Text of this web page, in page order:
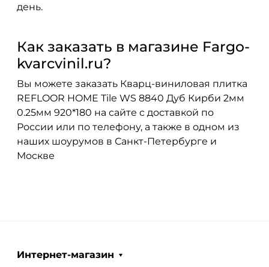
день.
Как заказать в магазине Fargo-
kvarcvinil.ru?
Вы можете заказать Кварц-виниловая плитка
REFLOOR HOME Tile WS 8840 Дуб Кирби 2мм
0.25мм 920*180 на сайте с доставкой по
России или по телефону, а также в одном из
наших шоурумов в Санкт-Петербурге и
Москве
Интернет-магазин